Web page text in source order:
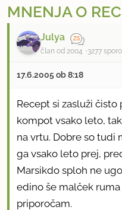
MNENJA O
Julya
član od 2004 3277
17.6.2005 ob 8:18
Recept si zasluži
kompot vsako leto,
na vrtu. Dobre so tudi
ga vsako leto prej,
Marsikdo sploh ne
edino še malček ruma
priporočam.